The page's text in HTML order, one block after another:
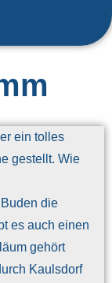
ein tolles
gestellt. Wie
die
es auch einen
gehört
Kaulsdorf